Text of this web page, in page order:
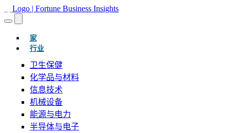
家(当前的)
行业
卫生保健
化学品与材料
信息技术
机械设备
能源与电力
半导体与电子